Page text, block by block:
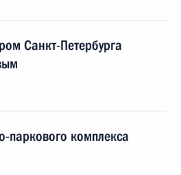
Санкт-Петербурга
паркового комплекса